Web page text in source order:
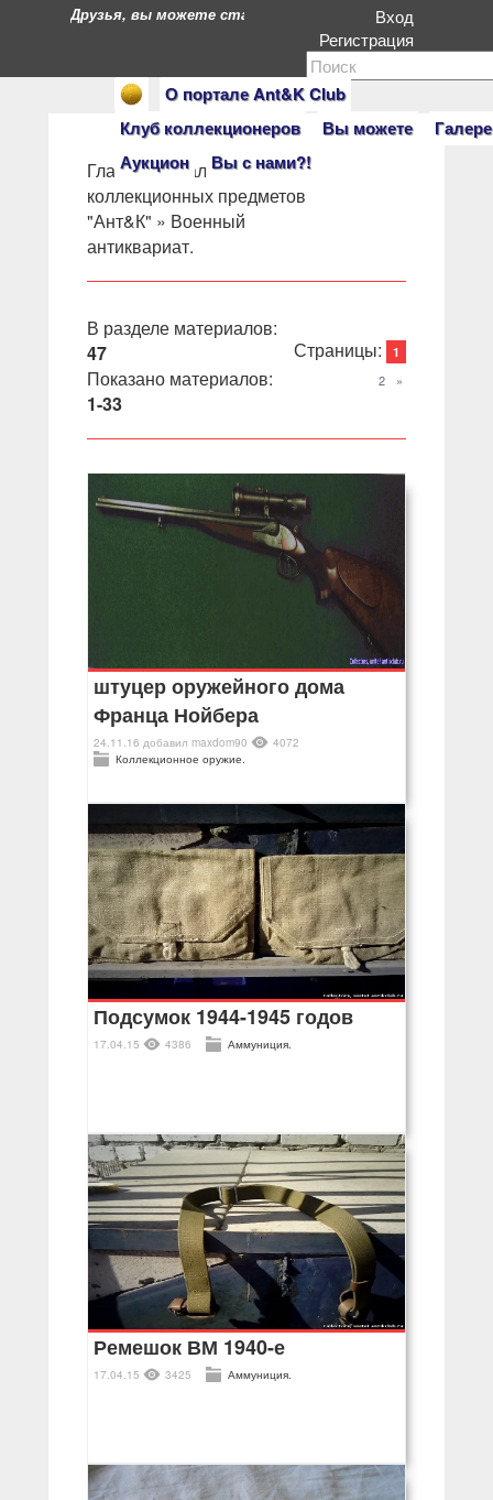
О портале Ant&K Club
Клуб коллекционеров
Вы можете
Аукцион
Вы с нами?!
Друзья, вы можете стать героями нашего портала.
Вход
Регистрация
Главная»Салон
коллекционных предметов
"Ант&К" » Военный
антиквариат.
В разделе материалов:
47
Показано материалов:
1-33
Страницы: 1
2 »
штуцер оружейного дома
Франца Нойбера
24.11.16 добавил maxdom90
4072
Коллекционное оружие.
Подсумок 1944-1945 годов
17.04.15 4386 Аммуниция.
Ремешок ВМ 1940-е
17.04.15 3425 Аммуниция.